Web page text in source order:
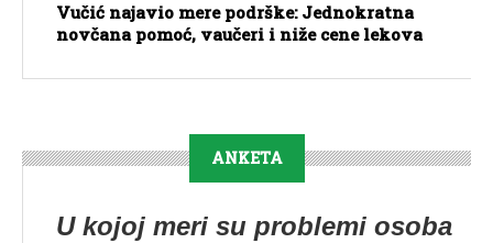
Vučić najavio mere podrške: Jednokratna
novčana pomoć, vaučeri i niže cene lekova
ANKETA
U kojoj meri su problemi osoba